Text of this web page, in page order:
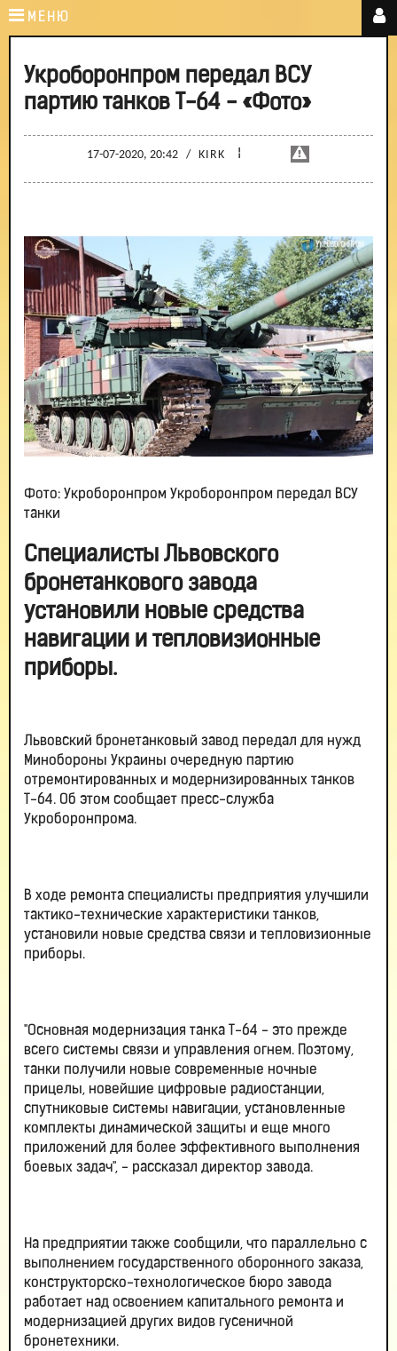
МЕНЮ
Укроборонпром передал ВСУ
партию танков Т-64 - «Фото»
17-07-2020, 20:42 / KIRK ¦
Фото: Укроборонпром Укроборонпром передал ВСУ
танки
Специалисты Львовского
бронетанкового завода
установили новые средства
навигации и тепловизионные
приборы.
Львовский бронетанковый завод передал для нужд
Минобороны Украины очередную партию
отремонтированных и модернизированных танков
Т-64. Об этом сообщает пресс-служба
Укроборонпрома.
В ходе ремонта специалисты предприятия улучшили
тактико-технические характеристики танков,
установили новые средства связи и тепловизионные
приборы.
"Основная модернизация танка Т-64 - это прежде
всего системы связи и управления огнем. Поэтому,
танки получили новые современные ночные
прицелы, новейшие цифровые радиостанции,
спутниковые системы навигации, установленные
комплекты динамической защиты и еще много
приложений для более эффективного выполнения
боевых задач", - рассказал директор завода.
На предприятии также сообщили, что параллельно с
выполнением государственного оборонного заказа,
конструкторско-технологическое бюро завода
работает над освоением капитального ремонта и
модернизацией других видов гусеничной
бронетехники.